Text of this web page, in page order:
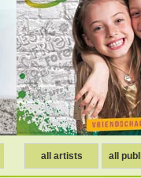
all artists all